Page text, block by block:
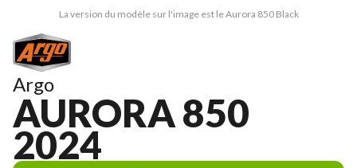
La version du modèle sur l'image est le Aurora 850 Black
Argo
AURORA 850
2024